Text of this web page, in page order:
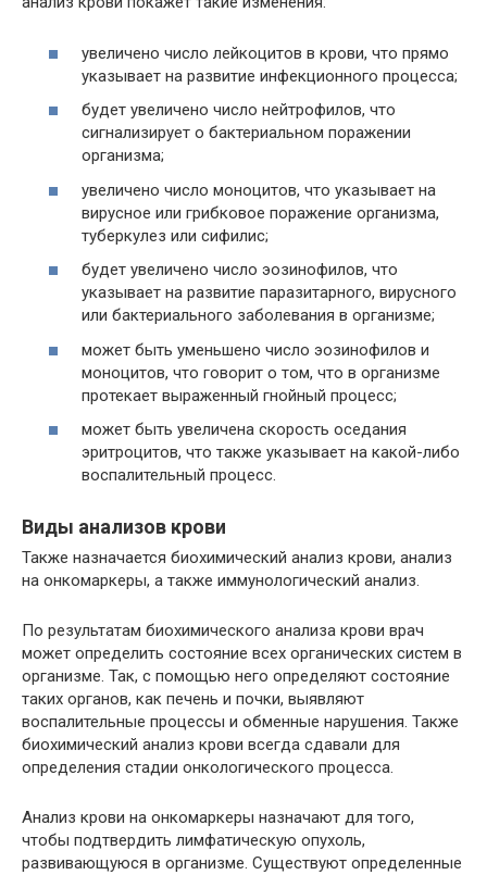
увеличено число лейкоцитов в крови, что прямо
указывает на развитие инфекционного процесса;
будет увеличено число нейтрофилов, что
сигнализирует о бактериальном поражении
организма;
увеличено число моноцитов, что указывает на
вирусное или грибковое поражение организма,
туберкулез или сифилис;
будет увеличено число эозинофилов, что
указывает на развитие паразитарного, вирусного
или бактериального заболевания в организме;
может быть уменьшено число эозинофилов и
моноцитов, что говорит о том, что в организме
протекает выраженный гнойный процесс;
может быть увеличена скорость оседания
эритроцитов, что также указывает на какой-либо
воспалительный процесс.
Виды анализов крови
Также назначается биохимический анализ крови, анализ
на онкомаркеры, а также иммунологический анализ.
По результатам биохимического анализа крови врач
может определить состояние всех органических систем в
организме. Так, с помощью него определяют состояние
таких органов, как печень и почки, выявляют
воспалительные процессы и обменные нарушения. Также
биохимический анализ крови всегда сдавали для
определения стадии онкологического процесса.
Анализ крови на онкомаркеры назначают для того,
чтобы подтвердить лимфатическую опухоль,
развивающуюся в организме. Существуют определенные